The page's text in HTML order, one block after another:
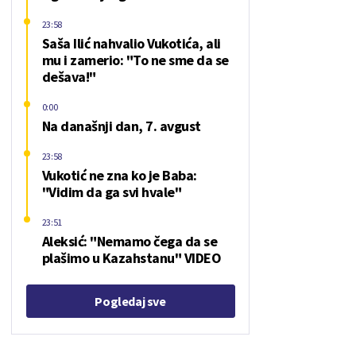
Saša Ilić nahvalio Vukotića, ali
mu i zamerio: "To ne sme da se
dešava!"
23:58
Na današnji dan, 7. avgust
0:00
Vukotić ne zna ko je Baba:
"Vidim da ga svi hvale"
23:58
Aleksić: "Nemamo čega da se
plašimo u Kazahstanu" VIDEO
23:51
Pogledaj sve